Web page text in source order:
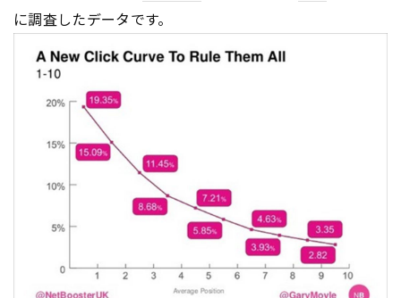
に調査したデータです。